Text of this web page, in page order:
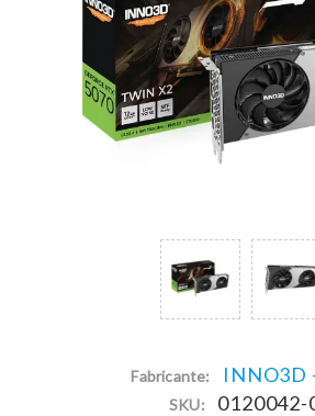
Fabricante: INNO3D
SKU:
0120042-